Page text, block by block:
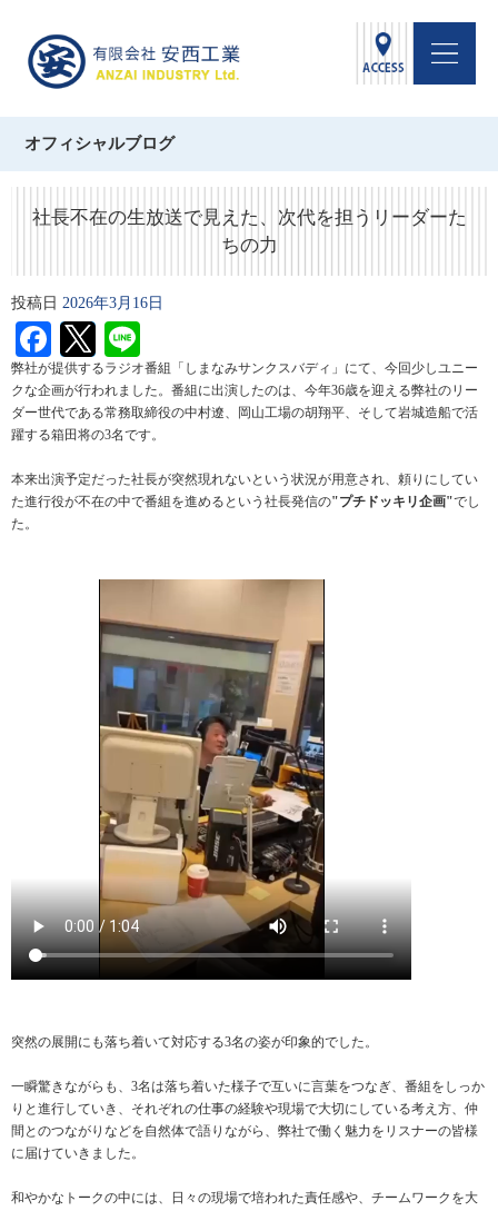
オフィシャルブログ
社長不在の生放送で見えた、次代を担うリーダーた
ちの力
投稿日 2026年3月16日
Facebook
Twitter
弊社が提供するラジオ番組「しまなみサンクスバディ」にて、今回少しユニー
クな企画が行われました。番組に出演したのは、今年36歳を迎える弊社のリー
ダー世代である常務取締役の中村遼、岡山工場の胡翔平、そして岩城造船で活
躍する箱田将の3名です。
本来出演予定だった社長が突然現れないという状況が用意され、頼りにしてい
た進行役が不在の中で番組を進めるという社長発信の"プチドッキリ企画"でし
た。
突然の展開にも落ち着いて対応する3名の姿が印象的でした。
一瞬驚きながらも、3名は落ち着いた様子で互いに言葉をつなぎ、番組をしっか
りと進行していき、それぞれの仕事の経験や現場で大切にしている考え方、仲
間とのつながりなどを自然体で語りながら、弊社で働く魅力をリスナーの皆様
に届けていきました。
和やかなトークの中には、日々の現場で培われた責任感や、チームワークを大